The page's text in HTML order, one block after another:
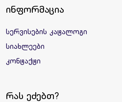
ინფორმაცია
სერვისების კატალოგი
სიახლეები
კონტაქტი
რას ეძებთ?